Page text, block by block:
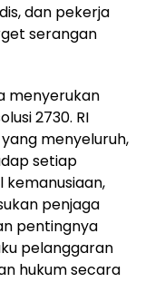
dan pekerja
serangan
menyerukan
2730. RI
menyeluruh,
setiap
penjaga
pentingnya
pelanggaran
hukum secara